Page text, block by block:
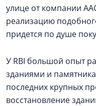
улице от компании
реализацию
придется по душе
У RBI большой опыт
зданиями и
последних крупных
восстановление